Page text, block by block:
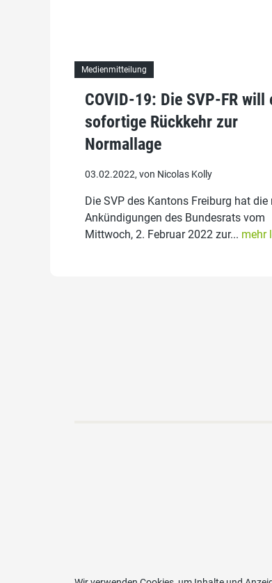
Medienmitteilung
COVID-19: Die SVP-FR will
sofortige Rückkehr zur
Normallage
03.02.2022, von Nicolas Kolly
Die SVP des Kantons Freiburg hat die
Ankündigungen des Bundesrats vom
Mittwoch, 2. Februar 2022 zur... mehr